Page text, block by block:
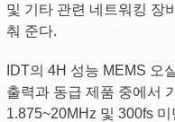
및 기타 관련 네트워킹 장
춰 준다.
IDT의 4H 성능 MEMS 오
출력과 동급 제품 중에서
1.875~20MHz 및 300fs